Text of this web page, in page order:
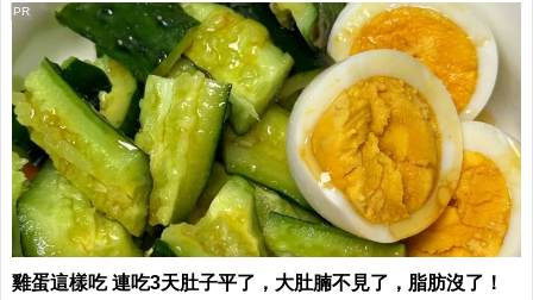
雞蛋這樣吃 連吃3天肚子平了，大肚腩不見了，脂肪沒了！
PR